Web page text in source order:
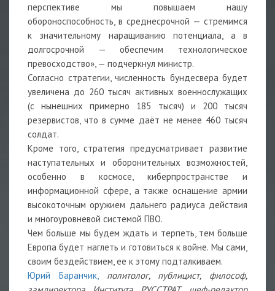
перспективе мы повышаем нашу
обороноспособность, в среднесрочной — стремимся
к значительному наращиванию потенциала, а в
долгосрочной — обеспечим технологическое
превосходство», — подчеркнул министр.
Согласно стратегии, численность бундесвера будет
увеличена до 260 тысяч активных военнослужащих
(с нынешних примерно 185 тысяч) и 200 тысяч
резервистов, что в сумме даёт не менее 460 тысяч
солдат.
Кроме того, стратегия предусматривает развитие
наступательных и оборонительных возможностей,
особенно в космосе, киберпространстве и
информационной сфере, а также оснащение армии
высокоточным оружием дальнего радиуса действия
и многоуровневой системой ПВО.
Чем больше мы будем ждать и терпеть, тем больше
Европа будет наглеть и готовиться к войне. Мы сами,
своим бездействием, ее к этому подталкиваем.
Юрий Баранчик, политолог, публицист, философ,